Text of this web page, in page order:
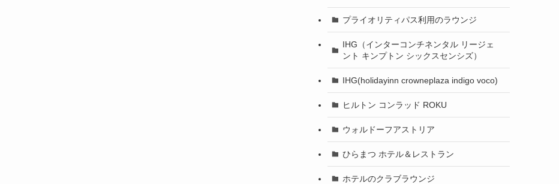
プライオリティパス利用のラウンジ
IHG（インターコンチネンタル リージェ
ント キンプトン シックスセンシズ）
IHG(holidayinn crowneplaza indigo voco)
ヒルトン コンラッド ROKU
ウォルドーフアストリア
ひらまつ ホテル＆レストラン
ホテルのクラブラウンジ